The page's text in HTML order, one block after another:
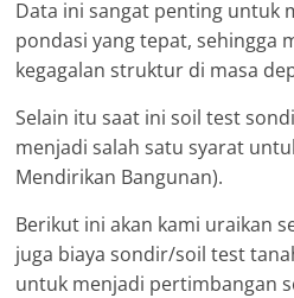
Data ini sangat penting untuk
pondasi yang tepat, sehingga
kegagalan struktur di masa
Selain itu saat ini soil test
menjadi salah satu syarat
Mendirikan Bangunan).
Berikut ini akan kami uraikan
juga biaya sondir/soil test
untuk menjadi pertimbangan